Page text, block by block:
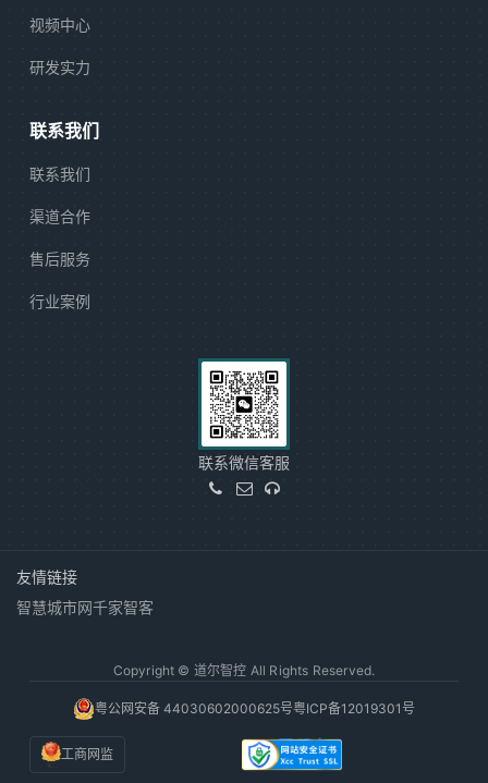
视频中心
研发实力
联系我们
联系我们
渠道合作
售后服务
行业案例
联系微信客服
友情链接
智慧城市网千家智客
Copyright © 道尔智控 All Rights Reserved.
粤公网安备 44030602000625号粤ICP备12019301号
工商网监